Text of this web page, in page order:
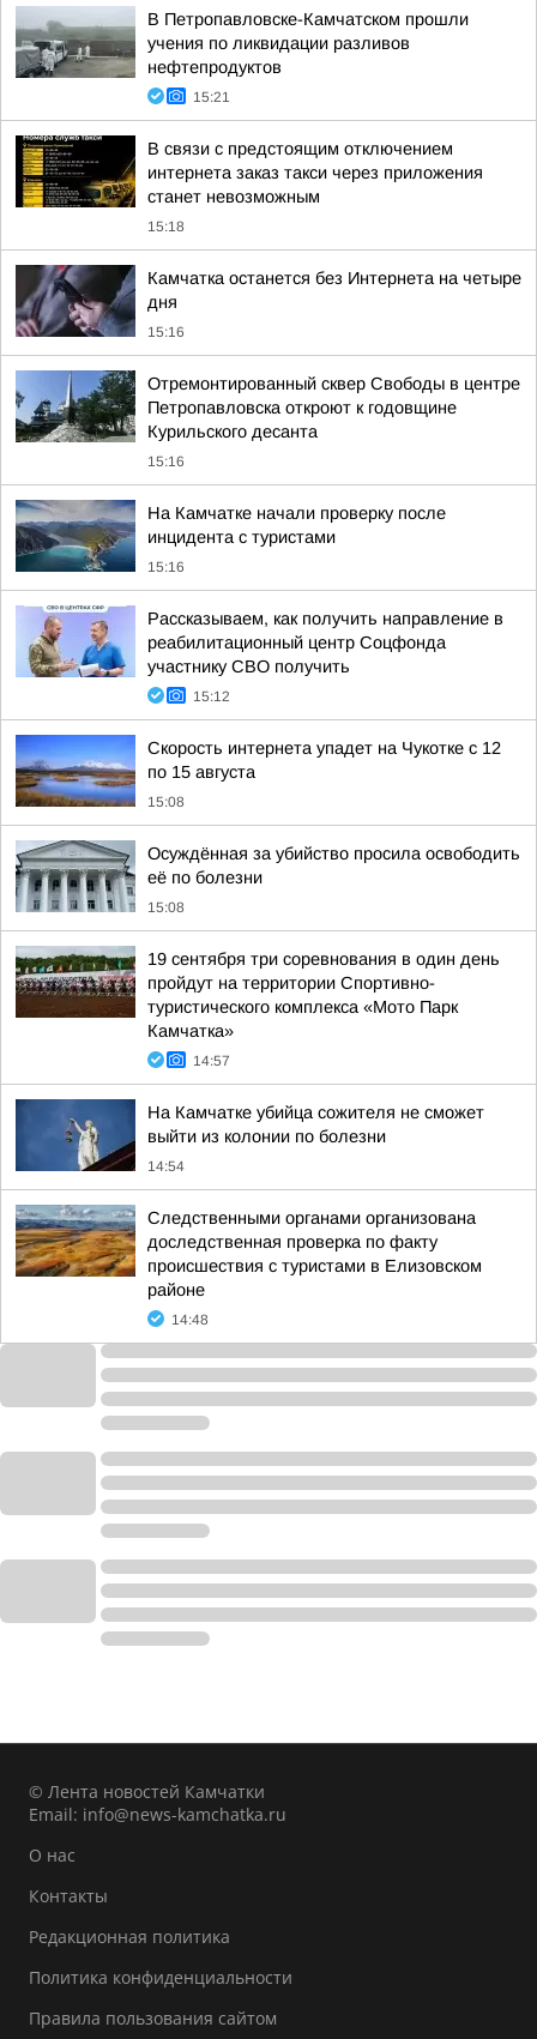
В Петропавловске-Камчатском прошли
учения по ликвидации разливов
нефтепродуктов
15:21
В связи с предстоящим отключением
интернета заказ такси через приложения
станет невозможным
15:18
Камчатка останется без Интернета на четыре
дня
15:16
Отремонтированный сквер Свободы в центре
Петропавловска откроют к годовщине
Курильского десанта
15:16
На Камчатке начали проверку после
инцидента с туристами
15:16
Рассказываем, как получить направление в
реабилитационный центр Соцфонда
участнику СВО получить
15:12
Скорость интернета упадет на Чукотке с 12
по 15 августа
15:08
Осуждённая за убийство просила освободить
её по болезни
15:08
19 сентября три соревнования в один день
пройдут на территории Спортивно-
туристического комплекса «Мото Парк
Камчатка»
14:57
На Камчатке убийца сожителя не сможет
выйти из колонии по болезни
14:54
Следственными органами организована
доследственная проверка по факту
происшествия с туристами в Елизовском
районе
14:48
© Лента новостей Камчатки
Email: info@news-kamchatka.ru
О нас
Контакты
Редакционная политика
Политика конфиденциальности
Правила пользования сайтом